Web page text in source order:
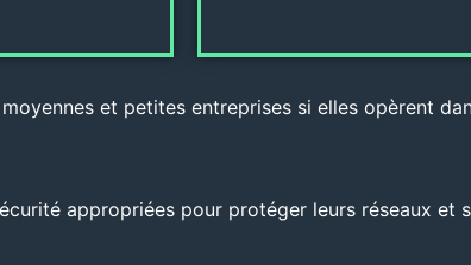
et petites entreprises si elles opèrent
appropriées pour protéger leurs réseaux et